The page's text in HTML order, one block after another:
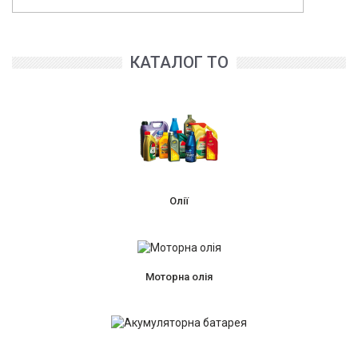
КАТАЛОГ ТО
Олії
Моторна олія